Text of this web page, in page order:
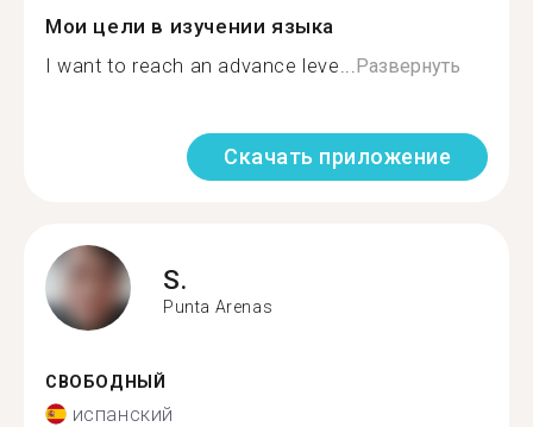
Мои цели в изучении языка
I want to reach an advance leve...Развернуть
Скачать приложение
S.
Punta Arenas
СВОБОДНЫЙ
испанский